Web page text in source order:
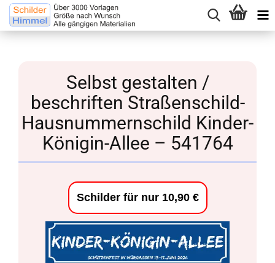
Selbst gestalten /
beschriften Straßenschild-
Hausnummernschild Kinder-
Königin-Allee – 541764
Schilder für nur 10,90 €